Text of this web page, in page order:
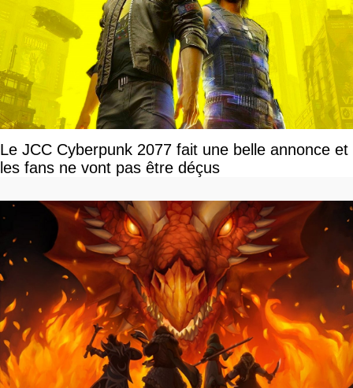
Le JCC Cyberpunk 2077 fait une belle annonce et
les fans ne vont pas être déçus